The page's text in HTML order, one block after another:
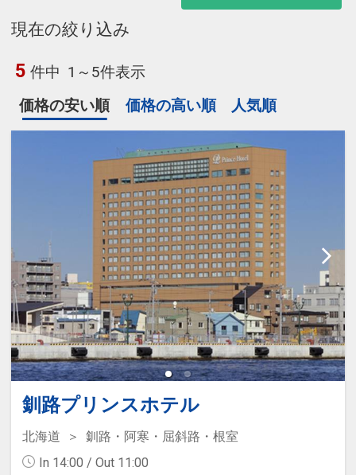
現在の絞り込み
5 件中 1～5件表示
価格の安い順
価格の高い順 人気順
釧路プリンスホテル
北海道
釧路・阿寒・屈斜路・根室
In 14:00 / Out 11:00